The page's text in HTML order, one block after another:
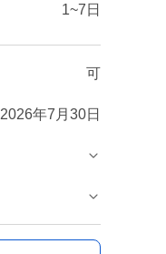
1~7日
可
2026年7月30日